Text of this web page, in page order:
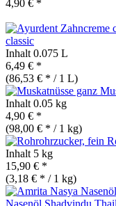
4,90 € *
classic
Inhalt 0.075 L
6,49 € *
(86,53 € * / 1 L)
Inhalt 0.05 kg
4,90 € *
(98,00 € * / 1 kg)
Inhalt 5 kg
15,90 € *
(3,18 € * / 1 kg)
Nasenöl Shadvindu